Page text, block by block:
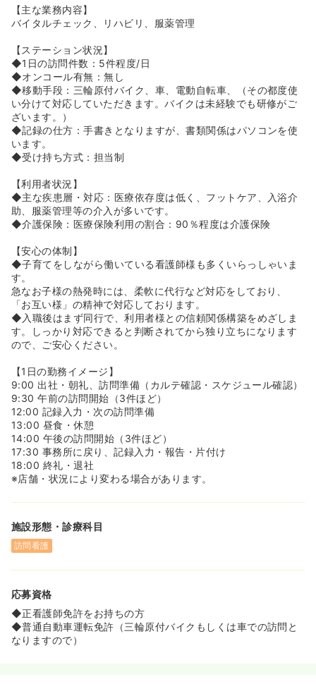
テーマ別研修）など多様なスキルアップの機会がありま
す！
【主な業務内容】
バイタルチェック、リハビリ、服薬管理
【ステーション状況】
◆1日の訪問件数：5件程度/日
◆オンコール有無：無し
◆移動手段：三輪原付バイク、車、電動自転車、（その都度使
い分けて対応していただきます。バイクは未経験でも研修がご
ざいます。）
◆記録の仕方：手書きとなりますが、書類関係はパソコンを使
います。
◆受け持ち方式：担当制
【利用者状況】
◆主な疾患層・対応：医療依存度は低く、フットケア、入浴介
助、服薬管理等の介入が多いです。
◆介護保険：医療保険利用の割合：90％程度は介護保険
【安心の体制】
◆子育てをしながら働いている看護師様も多くいらっしゃいま
す。
急なお子様の熱発時には、柔軟に代行など対応をしており、
「お互い様」の精神で対応しております。
◆入職後はまず同行で、利用者様との信頼関係構築をめざしま
す。しっかり対応できると判断されてから独り立ちになります
ので、ご安心ください。
【1日の勤務イメージ】
9:00 出社・朝礼、訪問準備（カルテ確認・スケジュール確認）
9:30 午前の訪問開始（3件ほど）
12:00 記録入力・次の訪問準備
13:00 昼食・休憩
14:00 午後の訪問開始（3件ほど）
17:30 事務所に戻り、記録入力・報告・片付け
18:00 終礼・退社
※店舗・状況により変わる場合があります。
施設形態・診療科目
訪問看護
応募資格
◆正看護師免許をお持ちの方
◆普通自動車運転免許（三輪原付バイクもしくは車での訪問と
なりますので）